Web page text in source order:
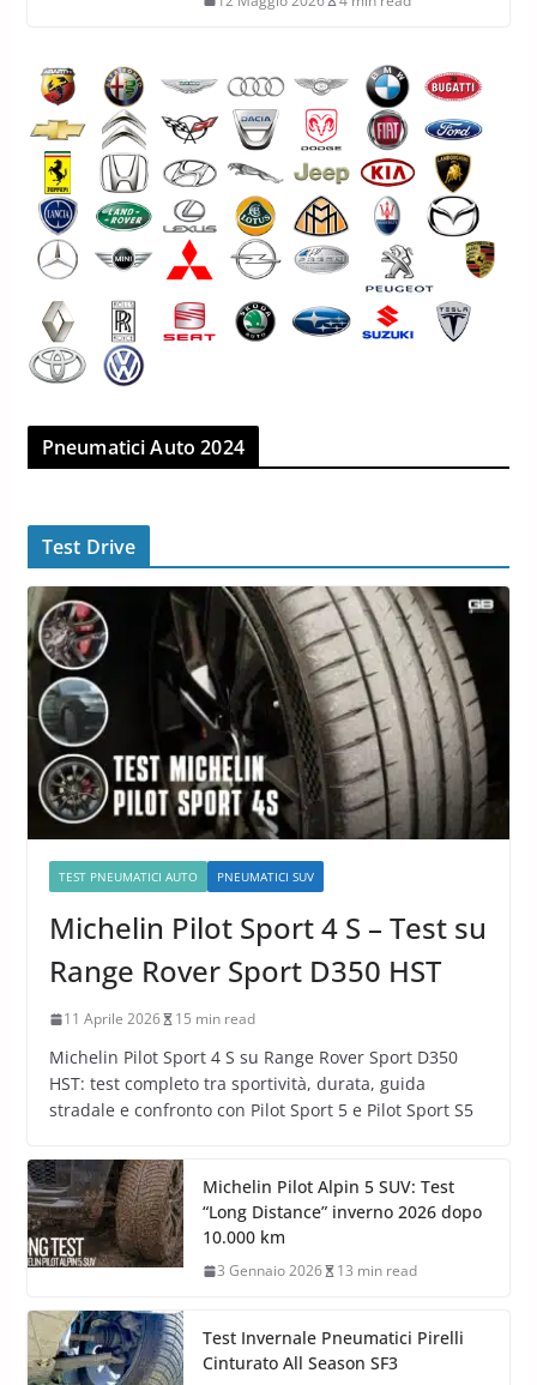
Pneumatici Auto 2024
Test Drive
TEST PNEUMATICI AUTO PNEUMATICI SUV
Michelin Pilot Sport 4 S – Test su
Range Rover Sport D350 HST
11 Aprile 2026 15 min read
Michelin Pilot Sport 4 S su Range Rover Sport D350
HST: test completo tra sportività, durata, guida
stradale e confronto con Pilot Sport 5 e Pilot Sport S5
Michelin Pilot Alpin 5 SUV: Test
“Long Distance” inverno 2026 dopo
10.000 km
3 Gennaio 2026 13 min read
Test Invernale Pneumatici Pirelli
Cinturato All Season SF3